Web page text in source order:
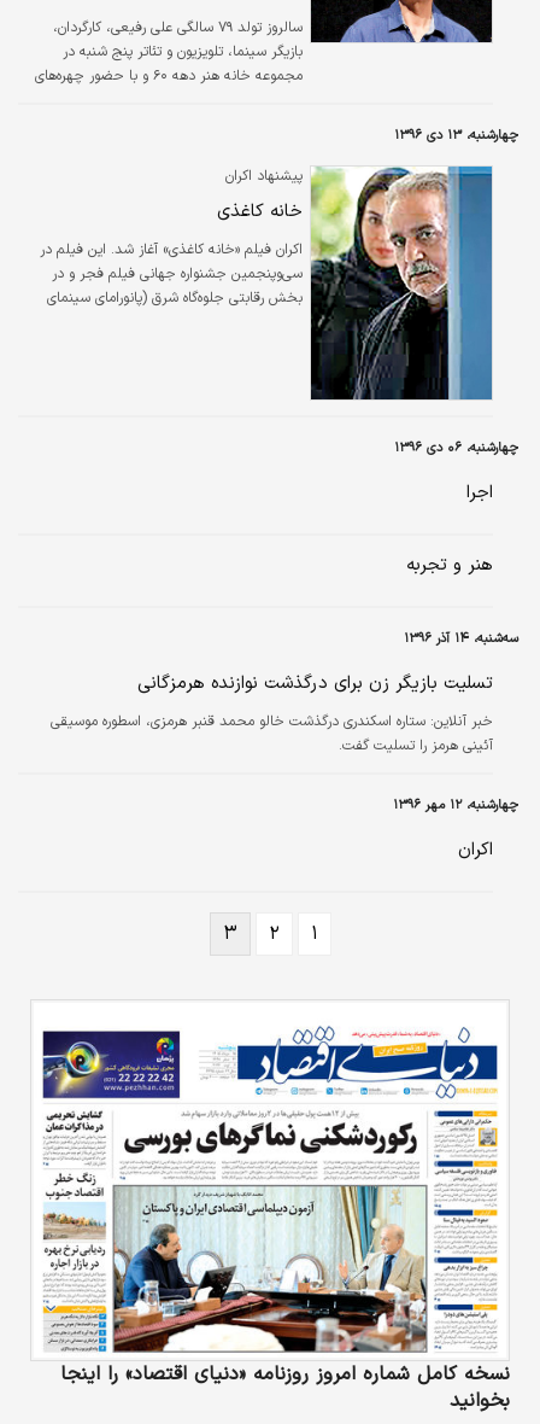
سالروز تولد ۷۹ سالگی علی رفیعی، کارگردان،
بازیگر سینما، تلویزیون و تئاتر پنج شنبه در
مجموعه خانه هنر دهه ۶۰ و با حضور چهره‌های
چهارشنبه، ۱۳ دی ۱۳۹۶
پیشنهاد اکران
خانه کاغذی
اکران فیلم «خانه کاغذی» آغاز شد. این فیلم در
سی‌وپنجمین جشنواره جهانی فیلم فجر و در
بخش رقابتی جلوه‌گاه شرق (پانورامای سینمای
چهارشنبه، ۰۶ دی ۱۳۹۶
اجرا
هنر و تجربه
سه‌شنبه، ۱۴ آذر ۱۳۹۶
تسلیت بازیگر زن برای درگذشت نوازنده هرمزگانی
خبر آنلاین: ستاره اسکندری درگذشت خالو محمد قنبر هرمزی، اسطوره موسیقی
آئینی هرمز را تسلیت گفت.
چهارشنبه، ۱۲ مهر ۱۳۹۶
اکران
۱ ۲ ۳
نسخه کامل شماره امروز روزنامه «دنیای‌ اقتصاد» را اینجا
بخوانید